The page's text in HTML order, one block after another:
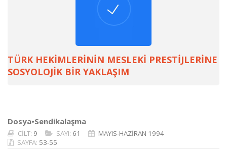
TÜRK HEKİMLERİNİN MESLEKİ PRESTİJLERİNE
SOSYOLOJİK BİR YAKLAŞIM
Dosya•Sendikalaşma
CİLT: 9 SAYI: 61
MAYIS-HAZİRAN 1994
SAYFA: 53-55